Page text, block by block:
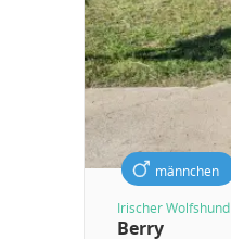
männchen
Irischer Wolfshund
Berry